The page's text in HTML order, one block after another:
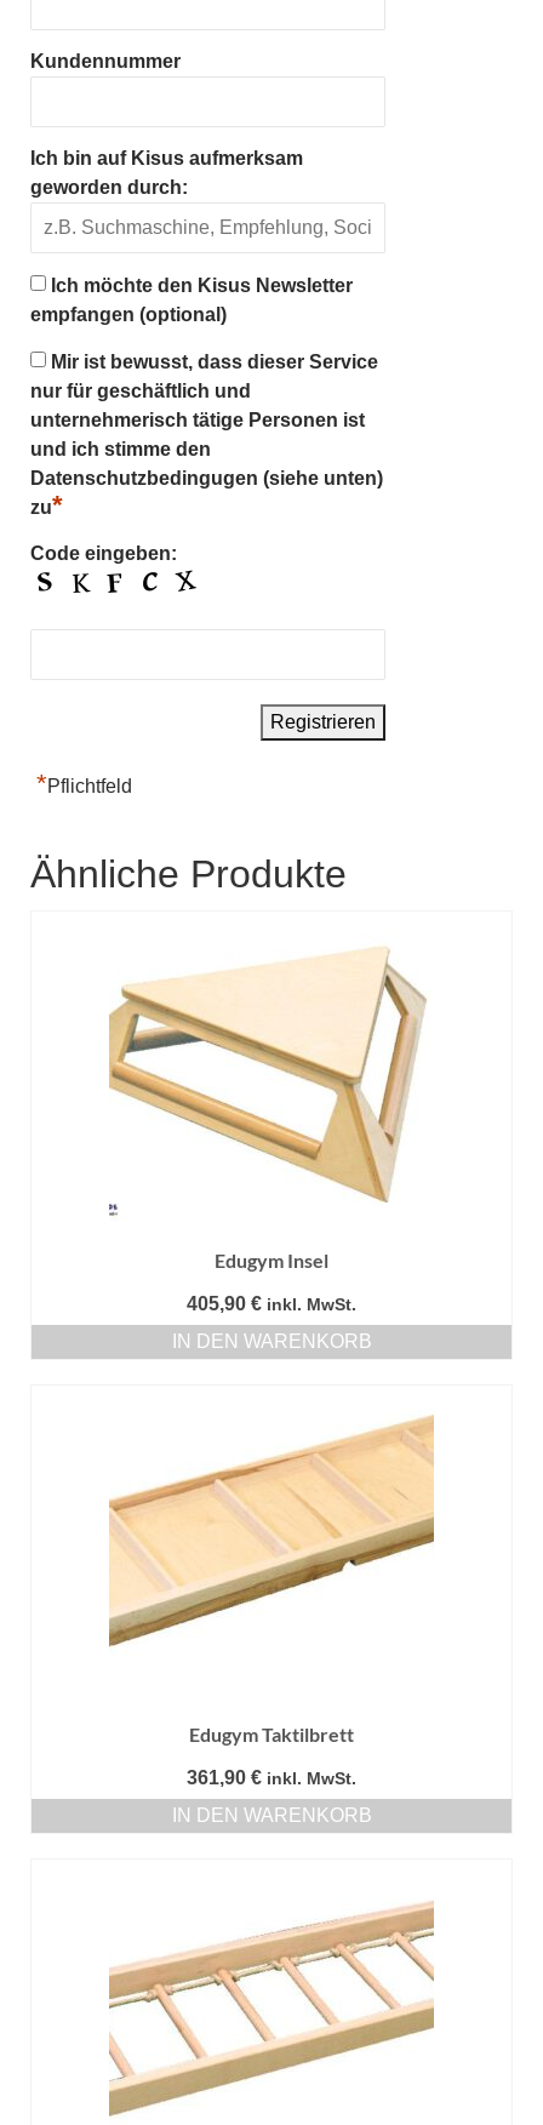
Kundennummer
Ich bin auf Kisus aufmerksam
geworden durch:
Ich möchte den Kisus Newsletter
empfangen (optional)
Mir ist bewusst, dass dieser Service
nur für geschäftlich und
unternehmerisch tätige Personen ist
und ich stimme den
Datenschutzbedingugen (siehe unten)
zu*
Code eingeben:
*Pflichtfeld
Ähnliche Produkte
Edugym Insel
405,90 € inkl. MwSt.
IN DEN WARENKORB
Edugym Taktilbrett
361,90 € inkl. MwSt.
IN DEN WARENKORB